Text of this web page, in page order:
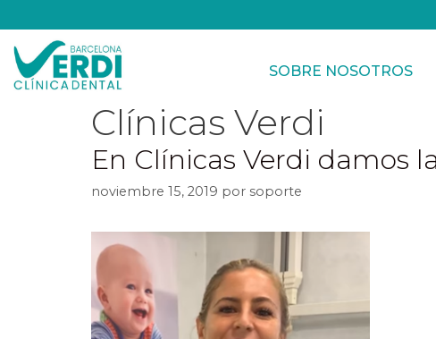
SOBRE NOSOTROS
Clínicas Verdi
En Clínicas Verdi damos
noviembre 15, 2019 por soporte